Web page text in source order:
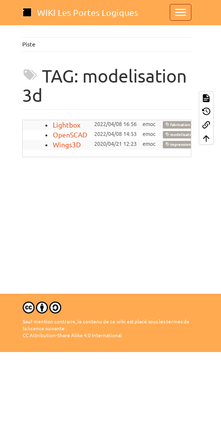
WIKI Les Portes Logiques
Piste
TAG: modelisation
3d
Lightbox 2022/04/08 16:56 emoc fabrication
OpenSCAD 2022/04/08 14:53 emoc modelisation 3d ,
Wings3D 2020/04/21 12:23 emoc impression 3d ,
Sauf mention contraire, le contenu de ce wiki est placé sous les termes de
la licence suivante :
CC Attribution-Share Alike 4.0 International